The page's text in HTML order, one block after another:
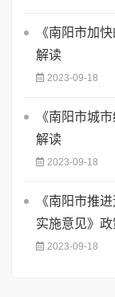
《南阳市加
解读
2023-09-18
《南阳市城
解读
2023-09-18
《南阳市推
实施意见》
2023-09-18